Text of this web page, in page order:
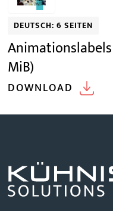
DEUTSCH: 6 SEITEN
MiB)
DOWNLOAD